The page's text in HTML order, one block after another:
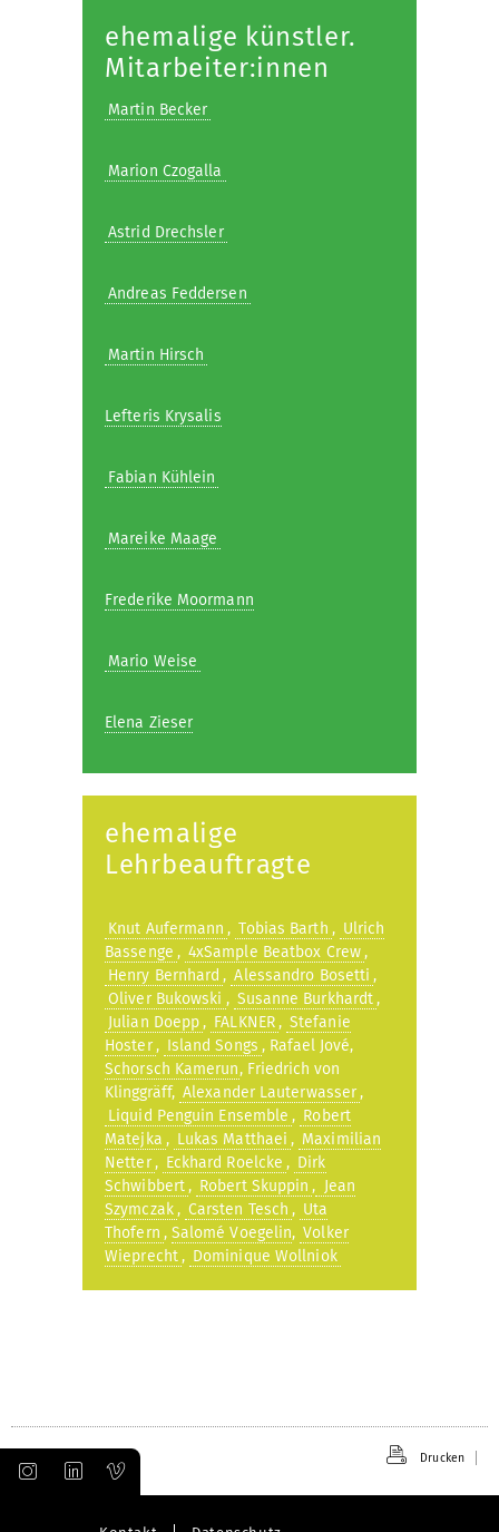
ehemalige künstler.
Mitarbeiter:innen
Martin Becker
Marion Czogalla
Astrid Drechsler
Andreas Feddersen
Martin Hirsch
Lefteris Krysalis
Fabian Kühlein
Mareike Maage
Frederike Moormann
Mario Weise
Elena Zieser
ehemalige
Lehrbeauftragte
Knut Aufermann , Tobias Barth , Ulrich
Bassenge , 4xSample Beatbox Crew,
Henry Bernhard , Alessandro Bosetti ,
Oliver Bukowski , Susanne Burkhardt,
Julian Doepp, FALKNER, Stefanie
Hoster, Island Songs , Rafael Jové,
Schorsch Kamerun, Friedrich von
Klinggräff, Alexander Lauterwasser,
Liquid Penguin Ensemble , Robert
Matejka , Lukas Matthaei , Maximilian
Netter, Eckhard Roelcke , Dirk
Schwibbert, Robert Skuppin , Jean
Szymczak, Carsten Tesch , Uta
Thofern , Salomé Voegelin, Volker
Wieprecht, Dominique Wollniok
Drucken